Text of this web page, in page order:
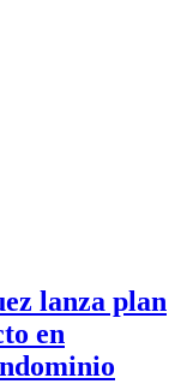
lanza plan
en